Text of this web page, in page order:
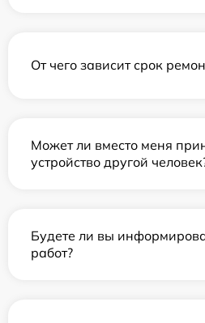
От чего зависит срок
Может ли вместо меня
устройство другой
Будете ли вы
работ?